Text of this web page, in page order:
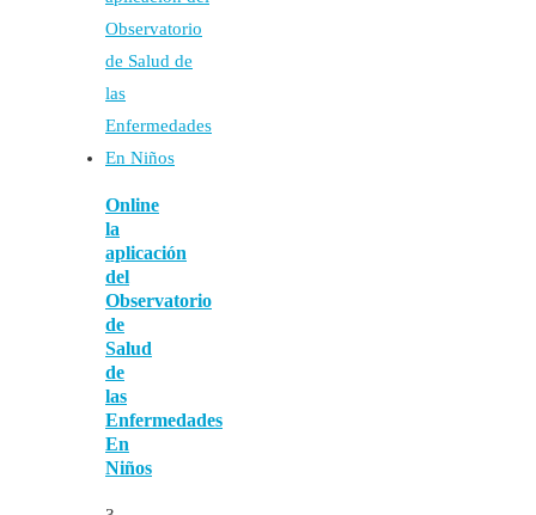
Online
la
aplicación
del
Observatorio
de
Salud
de
las
Enfermedades
En
Niños